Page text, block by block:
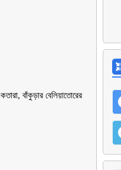
বাঁকুড়ার বেলিয়াতোরের